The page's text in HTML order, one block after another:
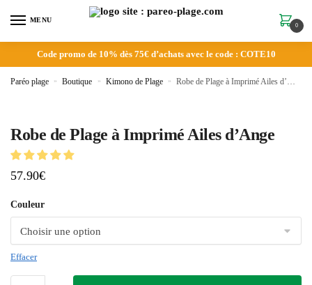
MENU
0
Code promo de 10% dès 75€ d’achats avec le code : COTE10
Paréo plage » Boutique » Kimono de Plage » Robe de Plage à Imprimé Ailes d’Ange
Robe de Plage à Imprimé Ailes d’Ange
57.90€
Couleur
Effacer